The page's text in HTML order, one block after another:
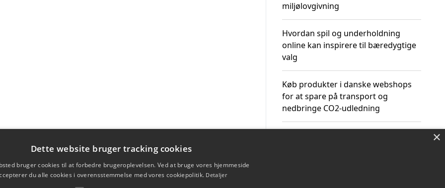
miljølovgivning
Hvordan spil og underholdning
online kan inspirere til bæredygtige
valg
Køb produkter i danske webshops
for at spare på transport og
nedbringe CO2-udledning
×
Dette website bruger tracking cookies
bruger cookies til at forbedre brugeroplevelsen. Ved at bruge vores hjemmeside
du alle cookies i overensstemmelse med vores cookiepolitik. Detaljer